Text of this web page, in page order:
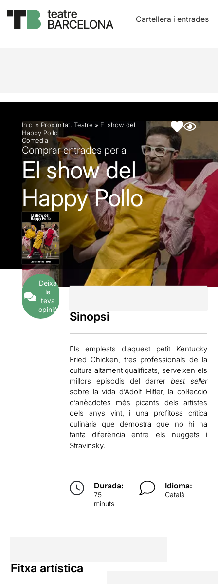
Cartellera i entrades
Descripció Fitxa artística
Inici » Proximitat, Teatre » El show del
Happy Pollo
Comèdia
Comprar entrades per a
El show del
Happy Pollo
Deixa
la
teva
opinió
Sinopsi
Els empleats d’aquest petit Kentucky
Fried Chicken, tres professionals de la
cultura altament qualificats, serveixen els
millors episodis del darrer best seller
sobre la vida d’Adolf Hitler, la col·lecció
d’anècdotes més picants dels artistes
dels anys vint, i una profitosa crítica
culinària que demostra que no hi ha
tanta diferència entre els nuggets i
Stravinsky.
Durada:
75
minuts
Idioma:
Català
Fitxa artística